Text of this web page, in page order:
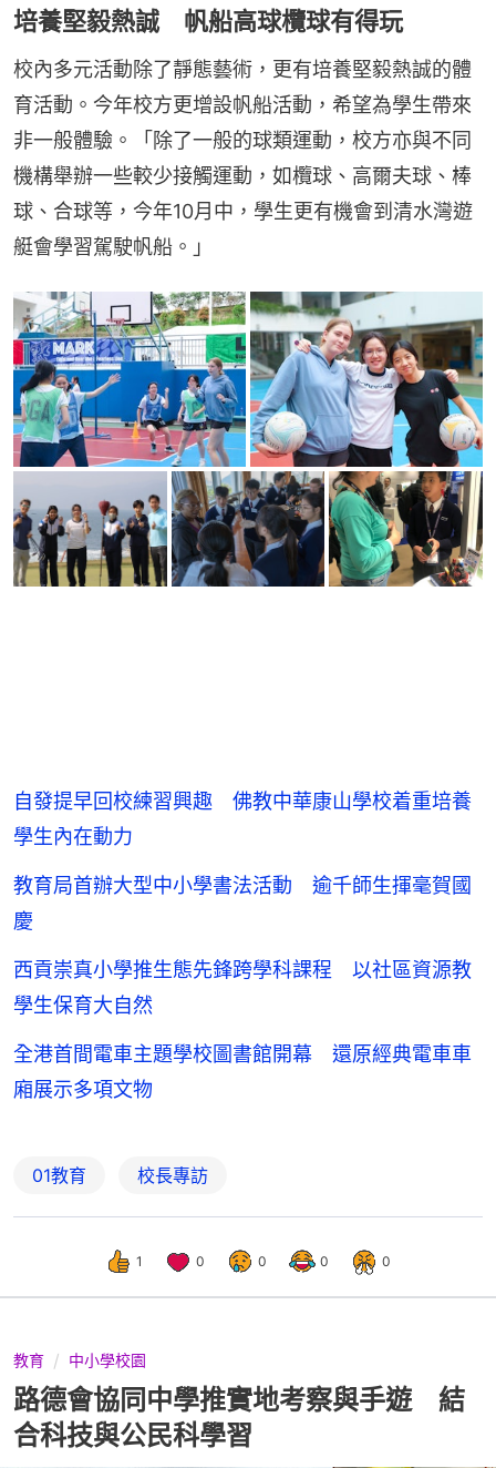
培養堅毅熱誠 帆船高球欖球有得玩
校內多元活動除了靜態藝術，更有培養堅毅熱誠的體
育活動。今年校方更增設帆船活動，希望為學生帶來
非一般體驗。「除了一般的球類運動，校方亦與不同
機構舉辦一些較少接觸運動，如欖球、高爾​​夫球、棒
球、合球等，今年10月中，學生更有機會到清水灣遊
艇會學習駕駛帆船。」
自發提早回校練習興趣 佛教中華康山學校着重培養
學生內在動力
教育局首辦大型中小學書法活動 逾千師生揮毫賀國
慶
西貢崇真小學推生態先鋒跨學科課程 以社區資源教
學生保育大自然
全港首間電車主題學校圖書館開幕 還原經典電車車
廂展示多項文物
01教育 校長專訪
1 0 0 0 0
教育 中小學校園
路德會協同中學推實地考察與手遊 結
合科技與公民科學習